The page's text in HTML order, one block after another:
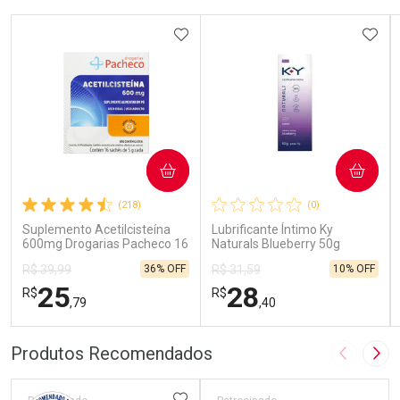
(218)
Suplemento Acetilcisteína
600mg Drogarias Pacheco 16
R$ 39,99
R$25,79
36% OFF
ADICIONAR AOS FAVORITOS
COMPRAR
FECHAR
FECHAR
Por Menos
(0)
Lubrificante Íntimo Ky
Naturals Blueberry 50g
R$ 31,59
R$28,40
10% OFF
COMPRAR
Por Menos
Produtos Recomendados Imagem